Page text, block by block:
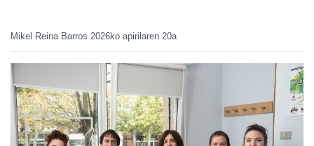
Mikel Reina Barros 2026ko apirilaren 20a